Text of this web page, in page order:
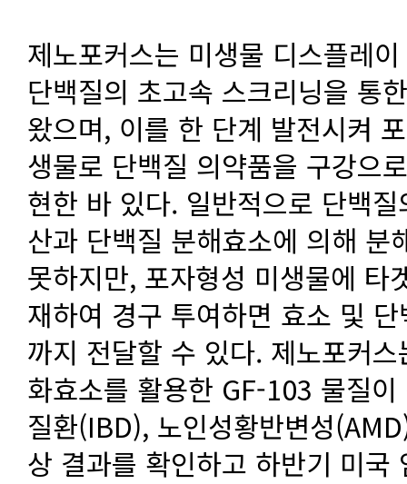
제노포커스는 미생물 디스플레
단백질의 초고속 스크리닝을 통
왔으며, 이를 한 단계 발전시켜
생물로 단백질 의약품을 구강으
현한 바 있다. 일반적으로 단백
산과 단백질 분해효소에 의해 분
못하지만, 포자형성 미생물에 타
재하여 경구 투여하면 효소 및
까지 전달할 수 있다. 제노포커
화효소를 활용한 GF-103 물질
질환(IBD), 노인성황반변성
상 결과를 확인하고 하반기 미국